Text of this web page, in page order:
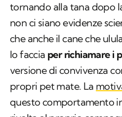
tornando alla tana dopo
non ci siano evidenze
che anche il cane che
lo faccia per richiamare i
versione di convivenza
propri pet mate. La
questo comportamento